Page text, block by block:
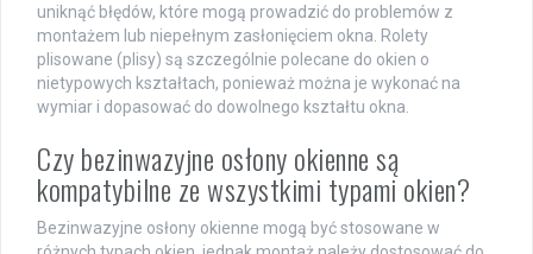
uniknąć błędów, które mogą prowadzić do problemów z
montażem lub niepełnym zasłonięciem okna. Rolety
plisowane (plisy) są szczególnie polecane do okien o
nietypowych kształtach, ponieważ można je wykonać na
wymiar i dopasować do dowolnego kształtu okna.
Czy bezinwazyjne osłony okienne są
kompatybilne ze wszystkimi typami okien?
Bezinwazyjne osłony okienne mogą być stosowane w